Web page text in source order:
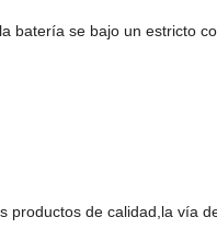
batería se bajo un estricto
productos de calidad,la vía